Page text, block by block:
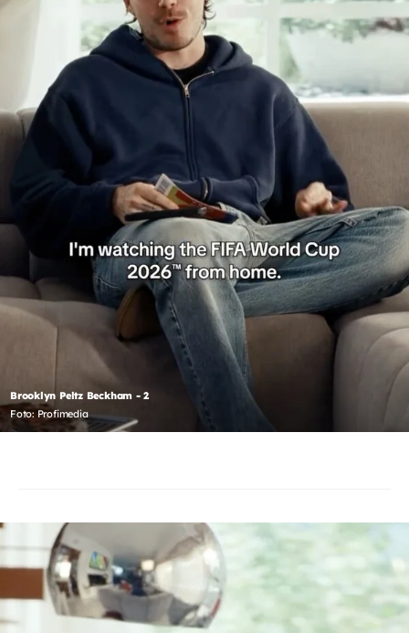
Brooklyn Peltz Beckham - 2
Foto: Profimedia